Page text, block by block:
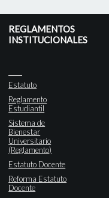
REGLAMENTOS
INSTITUCIONALES
Estatuto
Reglamento
Estudiantil
Sistema de
Bienestar
Universitario
(Reglamento)
Estatuto Docente
Reforma Estatuto
Docente